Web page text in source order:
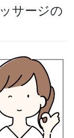
サージの